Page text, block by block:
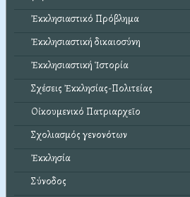
Ἐκκλησιαστικό Πρόβλημα
Ἐκκλησιαστική δικαιοσύνη
Ἐκκλησιαστική Ἱστορία
Σχέσεις Ἐκκλησίας-Πολιτείας
Οἰκουμενικό Πατριαρχεῖο
Σχολιασμός γενονότων
Ἐκκλησία
Σύνοδος